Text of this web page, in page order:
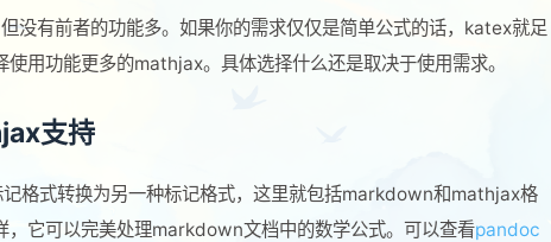
没有前者的功能多。如果你的需求仅仅是简单公式的话，katex就足
用功能更多的mathjax。具体选择什么还是取决于使用需求。
支持
格式转换为另一种标记格式，这里就包括markdown和mathjax格
，它可以完美处理markdown文档中的数学公式。可以查看pandoc